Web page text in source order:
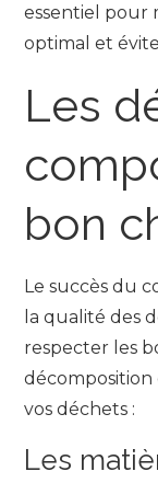
essentiel pour
optimal et
Les
bon
Le succès du
la qualité des
respecter les
vos déchets :
Les